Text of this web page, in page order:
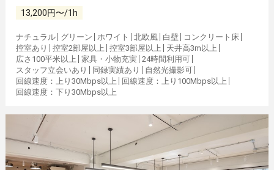
13,200円〜/1h
ナチュラル グリーン ホワイト 北欧風 白壁
コンクリート床
控室あり
控室2部屋以上 控室3部屋以上
天井高3m以上
広さ100平米以上
家具・小物充実 24時間利用可
スタッフ立会いあり
同録実績あり
自然光撮影可
回線速度：上り30Mbps以上
回線速度：上り100Mbps以上
回線速度：下り30Mbps以上